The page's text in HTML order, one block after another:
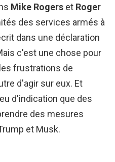
Mike Rogers et Roger
des services armés à
dans une déclaration
c'est une chose pour
frustrations de
d'agir sur eux. Et
d'indication que des
des mesures
et Musk.